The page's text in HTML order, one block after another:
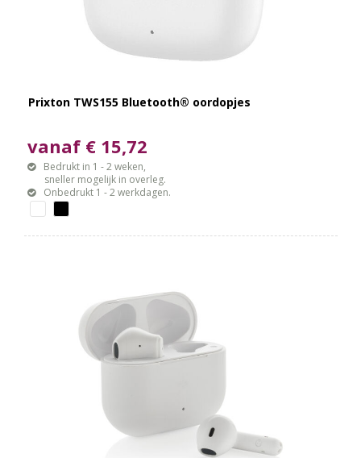
Prixton TWS155 Bluetooth® oordopjes
vanaf € 15,72
Bedrukt in 1 - 2 weken,
sneller mogelijk in overleg.
Onbedrukt 1 - 2 werkdagen.